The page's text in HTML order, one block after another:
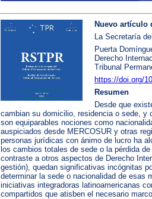
Nuevo artículo
La Secretaría
Puerta
Derecho
Tribunal
https://doi.org/
Resumen
Desde que
cambian su domicilio, residencia o sede, y
son equiparables nociones como
auspiciados desde MERCOSUR y otras
personas jurídicas con ánimo de lucro ha
los cambios totales de sede o la pérdida
contraste a otros aspectos de Derecho
gestión), quedan significativas incógnitas
determinar la sede o nacionalidad de esas
iniciativas integradoras latinoamericanas
compartidos que atisben el necesario